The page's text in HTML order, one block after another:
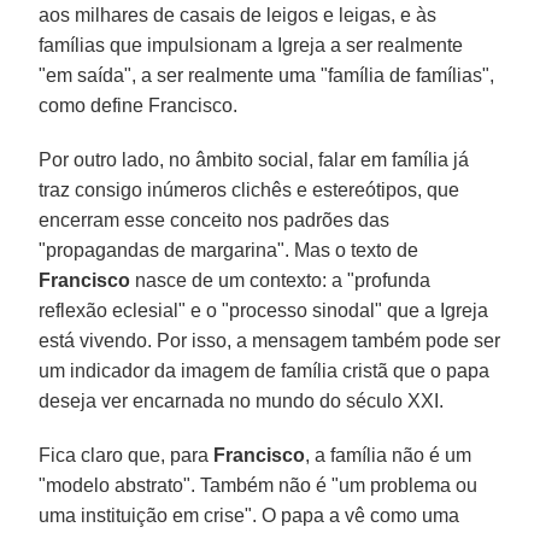
aos milhares de casais de leigos e leigas, e às
famílias que impulsionam a Igreja a ser realmente
"em saída", a ser realmente uma "família de famílias",
como define Francisco.
Por outro lado, no âmbito social, falar em família já
traz consigo inúmeros clichês e estereótipos, que
encerram esse conceito nos padrões das
"propagandas de margarina". Mas o texto de
Francisco nasce de um contexto: a "profunda
reflexão eclesial" e o "processo sinodal" que a Igreja
está vivendo. Por isso, a mensagem também pode ser
um indicador da imagem de família cristã que o papa
deseja ver encarnada no mundo do século XXI.
Fica claro que, para Francisco, a família não é um
"modelo abstrato". Também não é "um problema ou
uma instituição em crise". O papa a vê como uma